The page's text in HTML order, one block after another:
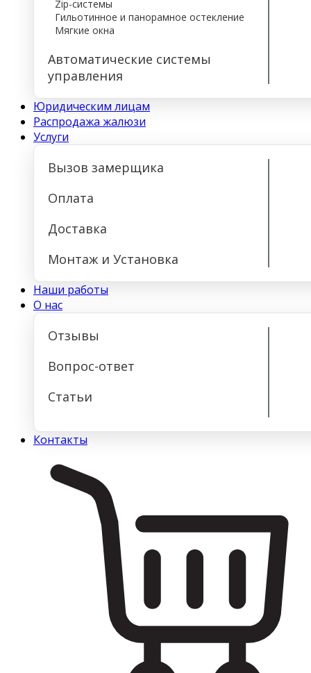
Zip-системы
Гильотинное и панорамное остекление
Мягкие окна
Автоматические системы
управления
Юридическим лицам
Распродажа жалюзи
Услуги
Вызов замерщика
Оплата
Доставка
Монтаж и Установка
Наши работы
О нас
Отзывы
Вопрос-ответ
Статьи
Контакты